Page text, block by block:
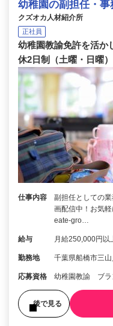
幼稚園の副担任・事
クズオカ人材紹介所
正社員
幼稚園教諭免許を活
休2日制（土曜・日曜）
仕事内容
副担任としての
画配信中！お気
eate-gro…
給与 月給250,000円以
勤務地 千葉県船橋市三
応募資格 幼稚園教諭 ブラ
後で見る